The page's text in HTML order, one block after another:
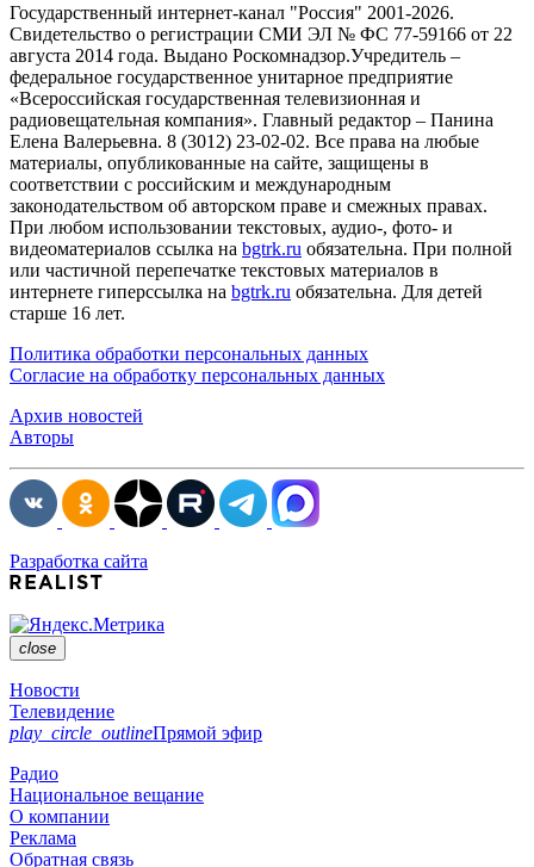
Государственный интернет-канал "Россия" 2001-2026.
Cвидетельство о регистрации СМИ ЭЛ № ФС 77-59166 от 22
августа 2014 года. Выдано Роскомнадзор.Учредитель –
федеральное государственное унитарное предприятие
«Всероссийская государственная телевизионная и
радиовещательная компания». Главный редактор – Панина
Елена Валерьевна. 8 (3012) 23-02-02. Все права на любые
материалы, опубликованные на сайте, защищены в
соответствии с российским и международным
законодательством об авторском праве и смежных правах.
При любом использовании текстовых, аудио-, фото- и
видеоматериалов ссылка на bgtrk.ru обязательна. При полной
или частичной перепечатке текстовых материалов в
интернете гиперссылка на bgtrk.ru обязательна. Для детей
старше 16 лет.
Политика обработки персональных данных
Согласие на обработку персональных данных
Архив новостей
Авторы
Разработка сайта
close
Новости
Телевидение
play_circle_outlineПрямой эфир
Радио
Национальное вещание
О компании
Реклама
Обратная связь